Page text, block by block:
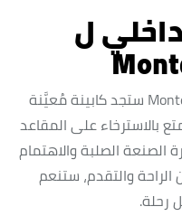
ل
بداخل الجيل الجديد من Montero Sport ستجد كابينة مُعيَّنة
بالاسترخاء على المقاعد
الصلبة والاهتمام
والتقدم، ستنعم
رحلة.